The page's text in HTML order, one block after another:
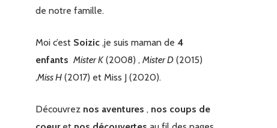
de notre famille.
Moi c’est Soizic ,je suis maman de 4
enfants Mister K(2008) , Mister D (2015)
,Miss H (2017) et Miss J (2020).
Découvrez nos aventures , nos coups de